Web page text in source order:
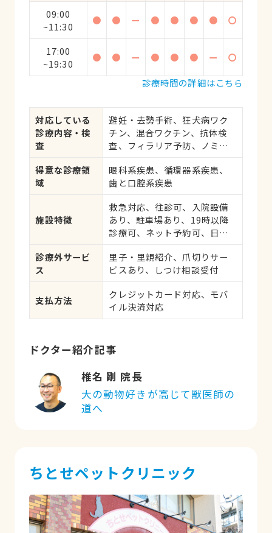
09:00
~11:30
● ● ー ● ● ● ● 〇
17:00
~19:30
● ● ー ● ● ● ー
〇
診療時間の詳細はこちら
対応している
診療内容・検
査
避妊・去勢手術、狂犬病ワク
チン、混合ワクチン、抗体検
査、フィラリア予防、ノミ・
応、健康診断、各種検査、外
科手術
得意な診療領
域
眼科系疾患、循環器系疾患、
歯と口腔系疾患
施設特徴
救急対応、往診可、入院設備
あり、駐車場あり、19時以降
診療可、ネット予約可、日曜
診療外サービ
ス
里子・里親紹介、爪切りサー
ビスあり、しつけ相談受付
支払方法
クレジットカード対応、モバ
イル決済対応
ドクター紹介記事
椎名 剛 院長
大の動物好きが高じて獣医師の
道へ
ちとせペットクリニック